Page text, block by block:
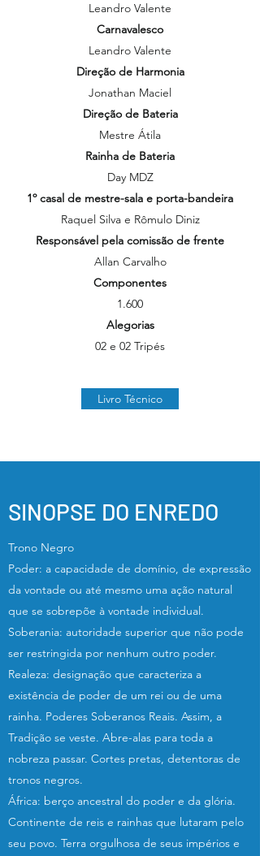
Leandro Valente
Carnavalesco
Leandro Valente
Direção de Harmonia
Jonathan Maciel
Direção de Bateria
Mestre Átila
Rainha de Bateria
Day MDZ
1º casal de mestre-sala e porta-bandeira
Raquel Silva e Rômulo Diniz
Responsável pela comissão de frente
Allan Carvalho
Componentes
1.600
Alegorias
02 e 02 Tripés
Livro Técnico
SINOPSE DO ENREDO
Trono Negro
Poder: a capacidade de domínio, de expressão
da vontade ou até mesmo uma ação natural
que se sobrepõe à vontade individual.
Soberania: autoridade superior que não pode
ser restringida por nenhum outro poder.
Realeza: designação que caracteriza a
existência de poder de um rei ou de uma
rainha. Poderes Soberanos Reais. Assim, a
Tradição se veste. Abre-alas para toda a
nobreza passar. Cortes pretas, detentoras de
tronos negros.
África: berço ancestral do poder e da glória.
Continente de reis e rainhas que lutaram pelo
seu povo. Terra orgulhosa de seus impérios e